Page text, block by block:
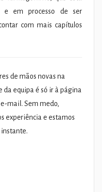
e em processo de ser
com mais capítulos
de mãos novas na
equipa é só ir à página
mail. Sem medo,
experiência e estamos